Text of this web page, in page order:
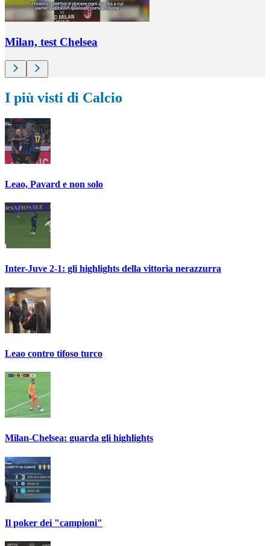
Milan, test Chelsea
I più visti di Calcio
Leao, Pavard e non solo
Inter-Juve 2-1: gli highlights della vittoria nerazzurra
Leao contro tifoso turco
Milan-Chelsea: guarda gli highlights
Il poker dei "campioni"